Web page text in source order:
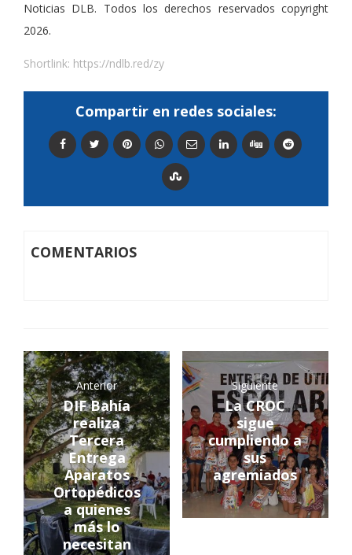
Noticias DLB. Todos los derechos reservados copyright
2026.
Shortlink: https://ndlb.red/zy
Compartir en redes sociales:
COMENTARIOS
Anterior
DIF Bahía
realiza
Tercera
Entrega
Aparatos
Ortopédicos
a quienes
más lo
necesitan
Siguiente
La CROC
sigue
cumpliendo a
sus
agremiados